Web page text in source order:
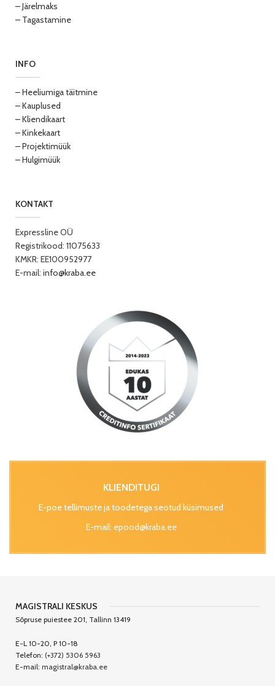
– Järelmaks
– Tagastamine
INFO
– Heeliumiga täitmine
– Kauplused
– Kliendikaart
– Kinkekaart
– Projektimüük
– Hulgimüük
KONTAKT
Expressline OÜ
Registrikood: 11075633
KMKR: EE100952977
E-mail: info@kraba.ee
KLIENDITUGI
E-poe tellimuste ja toodetega seotud küsimused
E-mail: epood@kraba.ee
MAGISTRALI KESKUS
Sõpruse puiestee 201, Tallinn 13419
E-L 10-20, P 10-18
Telefon: (+372) 5306 5963
E-mail: magistral@kraba.ee